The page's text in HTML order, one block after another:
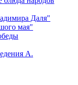
Даля"
мая"
А.